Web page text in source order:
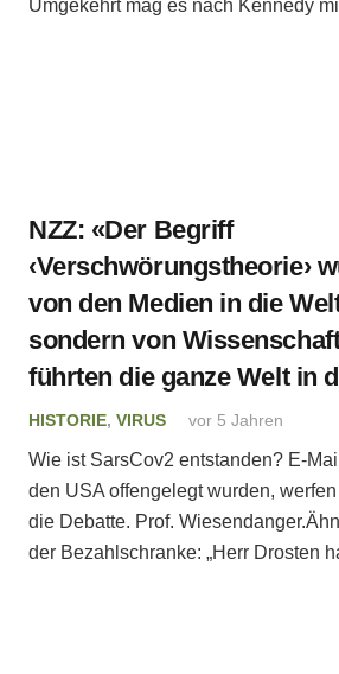
Umgekehrt mag es nach Kennedy
NZZ: «Der Begriff
‹Verschwörungstheorie›
von den Medien in die
sondern von
führten die ganze Welt in
HISTORIE, VIRUS vor 5 Jahren
Wie ist SarsCov2 entstanden? E-
den USA offengelegt wurden,
die Debatte. Prof.
der Bezahlschranke: „Herr Drosten